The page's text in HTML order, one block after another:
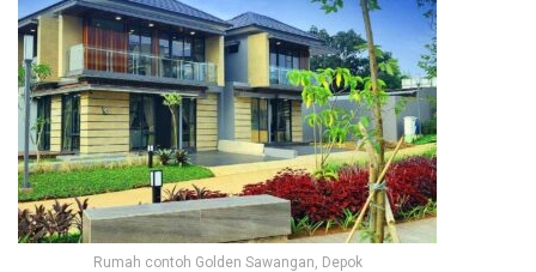
Rumah contoh Golden Sawangan, Depok